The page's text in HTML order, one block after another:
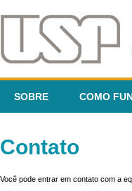
SOBRE COMO
Contato
Você pode entrar em contato com a